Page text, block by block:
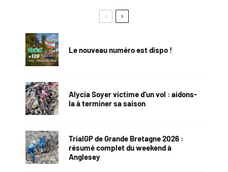
Le nouveau numéro est dispo !
Alycia Soyer victime d’un vol : aidons-
la à terminer sa saison
TrialGP de Grande Bretagne 2026 :
résumé complet du weekend à
Anglesey